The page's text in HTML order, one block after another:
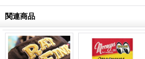
関連商品